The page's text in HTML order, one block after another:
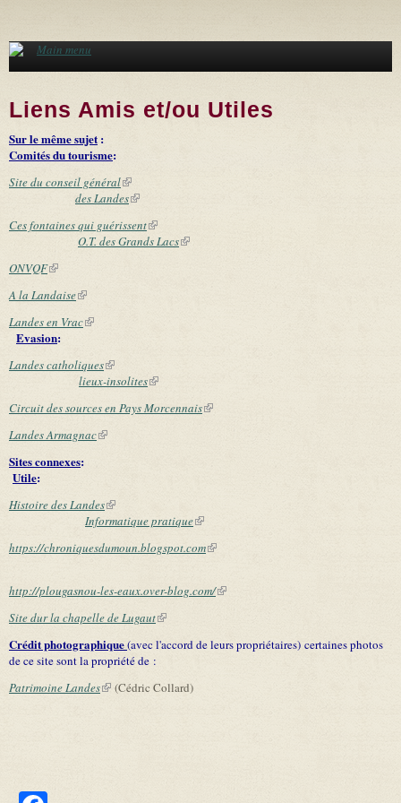
Main menu
Liens Amis et/ou Utiles
Sur le même sujet :
Comités du tourisme:
Site du conseil général(link is external)
des Landes(link is external)
Ces fontaines qui guérissent(link is external)
O.T. des Grands Lacs(link is external)
ONVQF(link is external)
A la Landaise(link is external)
Landes en Vrac(link is external)
Evasion:
Landes catholiques(link is external)
lieux-insolites(link is external)
Circuit des sources en Pays Morcennais(link is external)
Landes Armagnac(link is external)
Sites connexes:
Utile:
Histoire des Landes(link is external)
Informatique pratique(link is external)
https://chroniquesdumoun.blogspot.com(link is external)
http://plougasnou-les-eaux.over-blog.com/(link is external)
Site dur la chapelle de Lugaut(link is external)
Crédit photographique(avec l'accord de leurs propriétaires) certaines photos
de ce site sont la propriété de :
Patrimoine Landes(link is external)
(Cédric Collard)